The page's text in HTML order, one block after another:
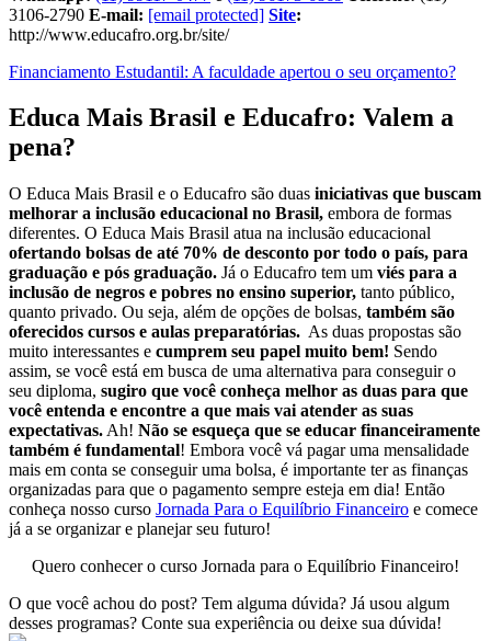
3106-2790 E-mail: [email protected] Site:
http://www.educafro.org.br/site/
Financiamento Estudantil: A faculdade apertou o seu orçamento?
Educa Mais Brasil e Educafro: Valem a
pena?
O Educa Mais Brasil e o Educafro são duas iniciativas que buscam
melhorar a inclusão educacional no Brasil, embora de formas
diferentes. O Educa Mais Brasil atua na inclusão educacional
ofertando bolsas de até 70% de desconto por todo o país, para
graduação e pós graduação. Já o Educafro tem um viés para a
inclusão de negros e pobres no ensino superior, tanto público,
quanto privado. Ou seja, além de opções de bolsas, também são
oferecidos cursos e aulas preparatórias. As duas propostas são
muito interessantes e cumprem seu papel muito bem! Sendo
assim, se você está em busca de uma alternativa para conseguir o
seu diploma, sugiro que você conheça melhor as duas para que
você entenda e encontre a que mais vai atender as suas
expectativas. Ah! Não se esqueça que se educar financeiramente
também é fundamental! Embora você vá pagar uma mensalidade
mais em conta se conseguir uma bolsa, é importante ter as finanças
organizadas para que o pagamento sempre esteja em dia! Então
conheça nosso curso Jornada Para o Equilíbrio Financeiro e comece
já a se organizar e planejar seu futuro!
Quero conhecer o curso Jornada para o Equilíbrio Financeiro!
O que você achou do post? Tem alguma dúvida? Já usou algum
desses programas? Conte sua experiência ou deixe sua dúvida!